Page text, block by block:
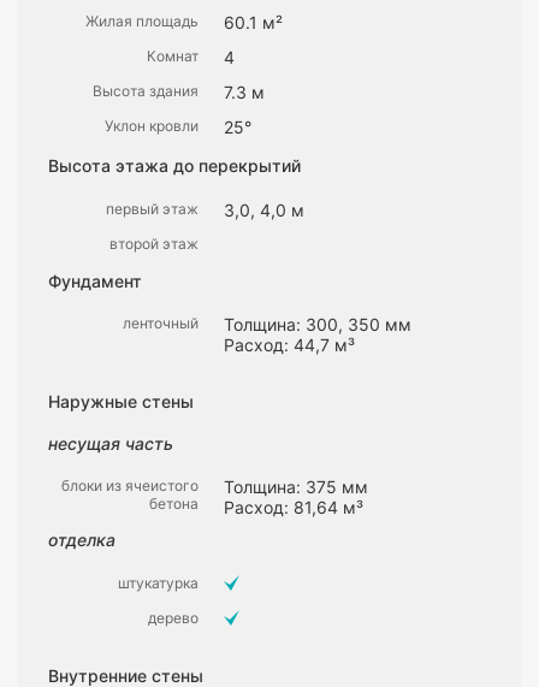
Жилая площадь 60.1 м²
Комнат 4
Высота здания 7.3 м
Уклон кровли
25°
Высота этажа до перекрытий
первый этаж 3,0, 4,0 м
второй этаж
Фундамент
ленточный
Толщина: 300, 350 мм
Расход: 44,7 м³
Наружные стены
несущая часть
блоки из ячеистого
бетона
Толщина: 375 мм
Расход: 81,64 м³
отделка
штукатурка
дерево
Внутренние стены